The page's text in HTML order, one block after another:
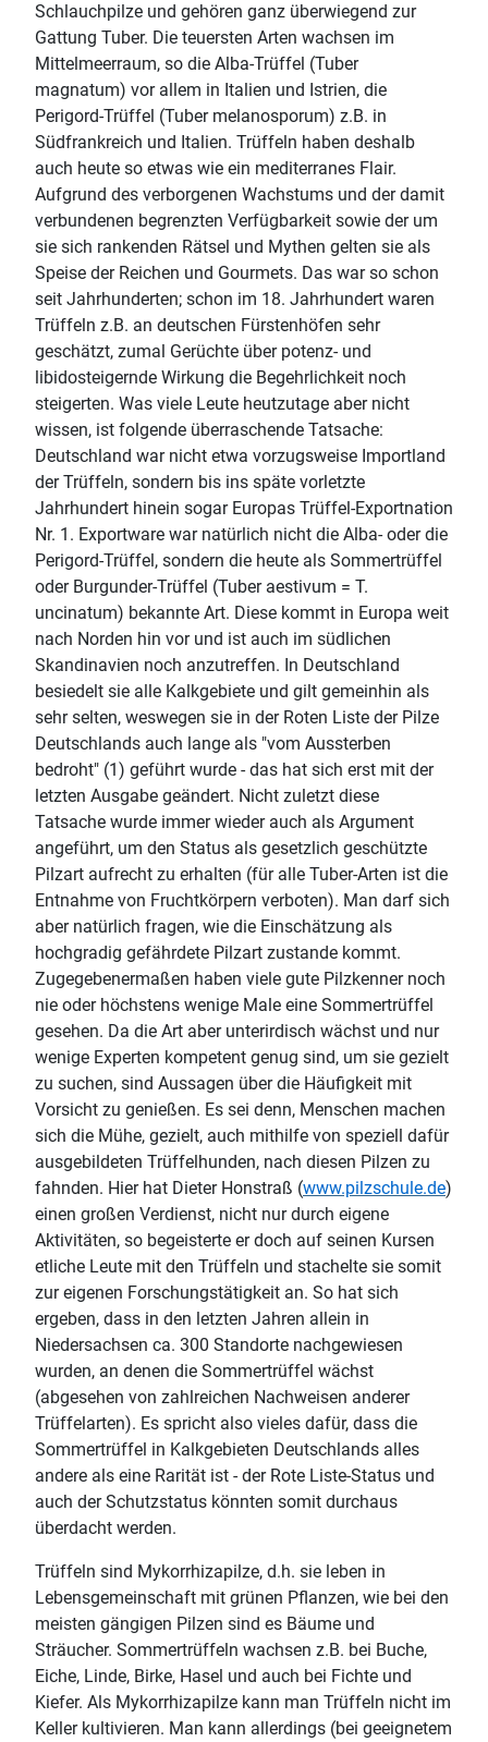
Schlauchpilze und gehören ganz überwiegend zur
Gattung Tuber. Die teuersten Arten wachsen im
Mittelmeerraum, so die Alba-Trüffel (Tuber
magnatum) vor allem in Italien und Istrien, die
Perigord-Trüffel (Tuber melanosporum) z.B. in
Südfrankreich und Italien. Trüffeln haben deshalb
auch heute so etwas wie ein mediterranes Flair.
Aufgrund des verborgenen Wachstums und der damit
verbundenen begrenzten Verfügbarkeit sowie der um
sie sich rankenden Rätsel und Mythen gelten sie als
Speise der Reichen und Gourmets. Das war so schon
seit Jahrhunderten; schon im 18. Jahrhundert waren
Trüffeln z.B. an deutschen Fürstenhöfen sehr
geschätzt, zumal Gerüchte über potenz- und
libidosteigernde Wirkung die Begehrlichkeit noch
steigerten. Was viele Leute heutzutage aber nicht
wissen, ist folgende überraschende Tatsache:
Deutschland war nicht etwa vorzugsweise Importland
der Trüffeln, sondern bis ins späte vorletzte
Jahrhundert hinein sogar Europas Trüffel-Exportnation
Nr. 1. Exportware war natürlich nicht die Alba- oder die
Perigord-Trüffel, sondern die heute als Sommertrüffel
oder Burgunder-Trüffel (Tuber aestivum = T.
uncinatum) bekannte Art. Diese kommt in Europa weit
nach Norden hin vor und ist auch im südlichen
Skandinavien noch anzutreffen. In Deutschland
besiedelt sie alle Kalkgebiete und gilt gemeinhin als
sehr selten, weswegen sie in der Roten Liste der Pilze
Deutschlands auch lange als "vom Aussterben
bedroht" (1) geführt wurde - das hat sich erst mit der
letzten Ausgabe geändert. Nicht zuletzt diese
Tatsache wurde immer wieder auch als Argument
angeführt, um den Status als gesetzlich geschützte
Pilzart aufrecht zu erhalten (für alle Tuber-Arten ist die
Entnahme von Fruchtkörpern verboten). Man darf sich
aber natürlich fragen, wie die Einschätzung als
hochgradig gefährdete Pilzart zustande kommt.
Zugegebenermaßen haben viele gute Pilzkenner noch
nie oder höchstens wenige Male eine Sommertrüffel
gesehen. Da die Art aber unterirdisch wächst und nur
wenige Experten kompetent genug sind, um sie gezielt
zu suchen, sind Aussagen über die Häufigkeit mit
Vorsicht zu genießen. Es sei denn, Menschen machen
sich die Mühe, gezielt, auch mithilfe von speziell dafür
ausgebildeten Trüffelhunden, nach diesen Pilzen zu
fahnden. Hier hat Dieter Honstraß (www.pilzschule.de)
einen großen Verdienst, nicht nur durch eigene
Aktivitäten, so begeisterte er doch auf seinen Kursen
etliche Leute mit den Trüffeln und stachelte sie somit
zur eigenen Forschungstätigkeit an. So hat sich
ergeben, dass in den letzten Jahren allein in
Niedersachsen ca. 300 Standorte nachgewiesen
wurden, an denen die Sommertrüffel wächst
(abgesehen von zahlreichen Nachweisen anderer
Trüffelarten). Es spricht also vieles dafür, dass die
Sommertrüffel in Kalkgebieten Deutschlands alles
andere als eine Rarität ist - der Rote Liste-Status und
auch der Schutzstatus könnten somit durchaus
überdacht werden.
Trüffeln sind Mykorrhizapilze, d.h. sie leben in
Lebensgemeinschaft mit grünen Pflanzen, wie bei den
meisten gängigen Pilzen sind es Bäume und
Sträucher. Sommertrüffeln wachsen z.B. bei Buche,
Eiche, Linde, Birke, Hasel und auch bei Fichte und
Kiefer. Als Mykorrhizapilze kann man Trüffeln nicht im
Keller kultivieren. Man kann allerdings (bei geeignetem